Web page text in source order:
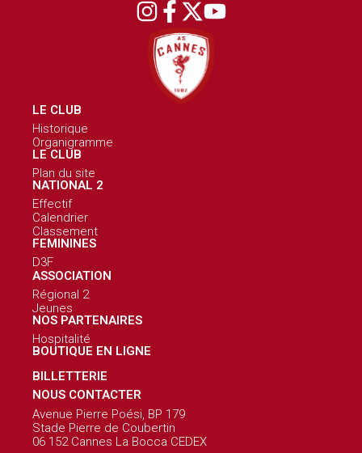
LE CLUB
Historique
Organigramme
LE CLUB
Plan du site
NATIONAL 2
Effectif
Calendrier
Classement
FEMININES
D3F
ASSOCIATION
Régional 2
Jeunes
NOS PARTENAIRES
Hospitalité
BOUTIQUE EN LIGNE
BILLETTERIE
NOUS CONTACTER
Avenue Pierre Poési, BP 179
Stade Pierre de Coubertin
06 152 Cannes La Bocca CEDEX